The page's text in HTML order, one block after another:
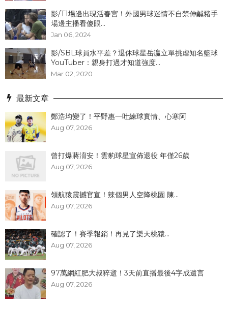
影/T1場邊出現活春宮！外國男球迷情不自禁伸鹹豬手
場邊主播看傻眼...
Jan 06, 2024
影/SBL球員水平差？退休球星岳瀛立單挑虐知名籃球
YouTuber：親身打過才知道強度...
Mar 02, 2020
最新文章
鄭浩均變了！平野惠一吐練球實情、心寒阿
Aug 07, 2026
曾打爆蔣淯安！雲豹球星宣佈退役 年僅26歲
Aug 07, 2026
領航猿震撼官宣！辣個男人空降桃園 陳...
Aug 07, 2026
確認了！賽季報銷！再見了樂天桃猿...
Aug 07, 2026
97萬網紅肥大叔猝逝！3天前直播最後4字成遺言
Aug 07, 2026